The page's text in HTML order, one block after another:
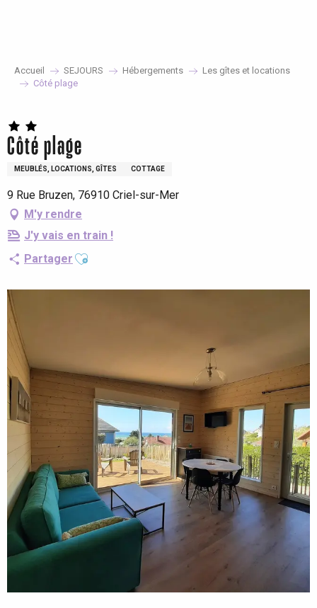
Accueil SEJOURS Hébergements
Les gîtes et locations
Côté plage
Côté plage
MEUBLÉS, LOCATIONS, GÎTES COTTAGE
9 Rue Bruzen, 76910 Criel-sur-Mer
M'y rendre
J'y vais en train !
Partager Ajouter aux favoris